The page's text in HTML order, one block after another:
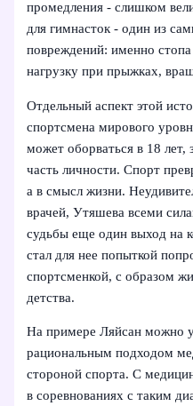
промедления - слишком
для гимнасток - один из
повреждений: именно
нагрузку при прыжках,
Отдельный аспект этой
спортсмена мирового
может оборваться в 18 лет,
часть личности. Спорт
а в смысл жизни.
врачей, Утяшева всеми
судьбы еще один выход на
стал для нее попыткой
спортсменкой, с образом
детства.
На примере Ляйсан можно
рациональным подходом
стороной спорта. С
в соревнованиях с таким